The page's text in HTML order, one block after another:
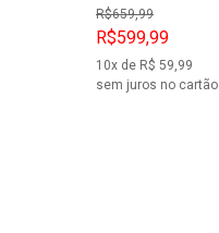
R$659,99
R$599,99
10x de R$ 59,99
sem juros no cartão